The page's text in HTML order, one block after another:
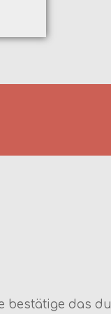
bestätige das du